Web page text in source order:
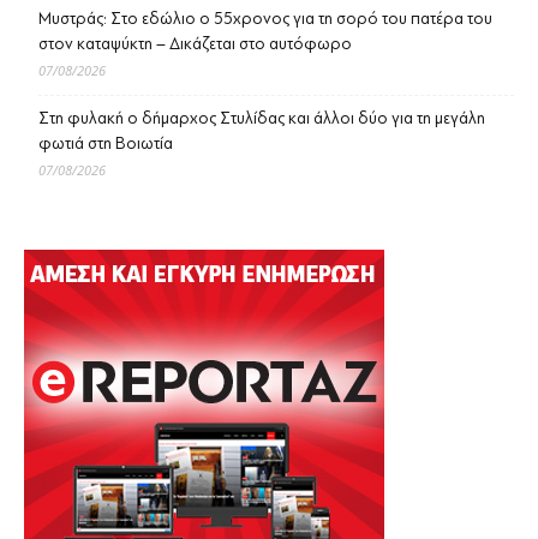
Μυστράς: Στο εδώλιο ο 55χρονος για τη σορό του πατέρα του
στον καταψύκτη – Δικάζεται στο αυτόφωρο
07/08/2026
Στη φυλακή ο δήμαρχος Στυλίδας και άλλοι δύο για τη μεγάλη
φωτιά στη Βοιωτία
07/08/2026